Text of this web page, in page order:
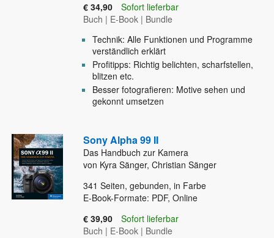
€ 34,90
Sofort lieferbar
Buch | E-Book | Bundle
Technik: Alle Funktionen und Programme
verständlich erklärt
Profitipps: Richtig belichten, scharfstellen,
blitzen etc.
Besser fotografieren: Motive sehen und
gekonnt umsetzen
Sony Alpha 99 II
Das Handbuch zur Kamera
von Kyra Sänger, Christian Sänger
341 Seiten, gebunden, in Farbe
E-Book-Formate: PDF, Online
€ 39,90
Sofort lieferbar
Buch | E-Book | Bundle